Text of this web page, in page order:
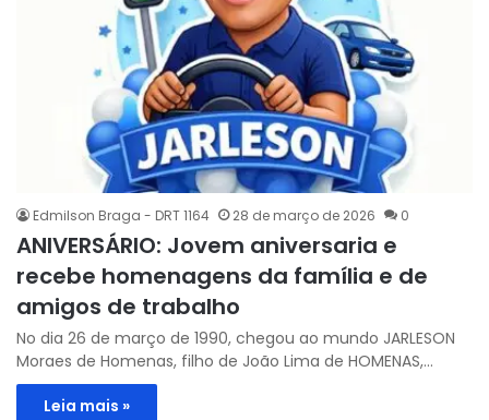
Edmilson Braga - DRT 1164 28 de março de 2026 0
ANIVERSÁRIO: Jovem aniversaria e
recebe homenagens da família e de
amigos de trabalho
No dia 26 de março de 1990, chegou ao mundo JARLESON
Moraes de Homenas, filho de João Lima de HOMENAS,…
Leia mais »